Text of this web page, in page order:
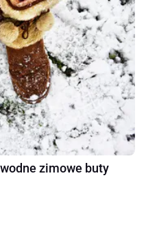
zimowe buty